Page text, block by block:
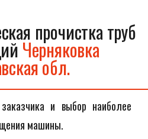
прочистка труб
Черняковка
обл.
и выбор наиболее
машины.